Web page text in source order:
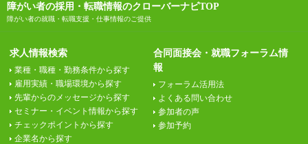
障がい者の採用・転職情報のクローバーナビTOP
障がい者の就職・転職支援・仕事情報のご提供
求人情報検索
業種・職種・勤務条件から探す
雇用実績・職場環境から探す
先輩からのメッセージから探す
セミナー・イベント情報から探す
チェックポイントから探す
企業名から探す
合同面接会・就職フォーラム情
報
フォーラム活用法
よくある問い合わせ
参加者の声
参加予約